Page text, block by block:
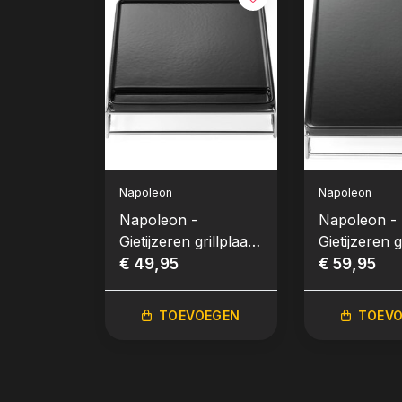
Napoleon
Napoleon -
Gietijzeren grillplaat
voor de SIZZLE
€ 49,95
TOEVOEGEN
Napoleon
Napoleon -
Gietijzeren
voor de
€ 59,95